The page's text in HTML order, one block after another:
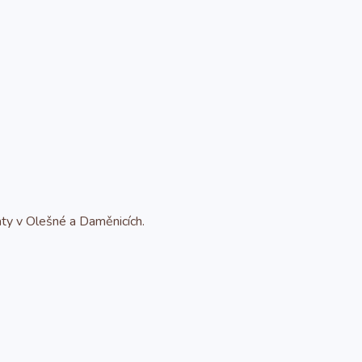
v Olešné a Daměnicích.